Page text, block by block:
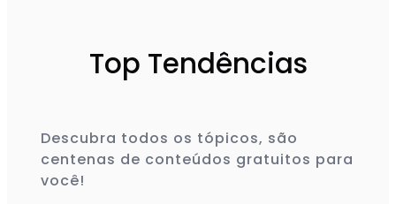
Top Tendências
Descubra todos os tópicos, são
centenas de conteúdos gratuitos para
você!